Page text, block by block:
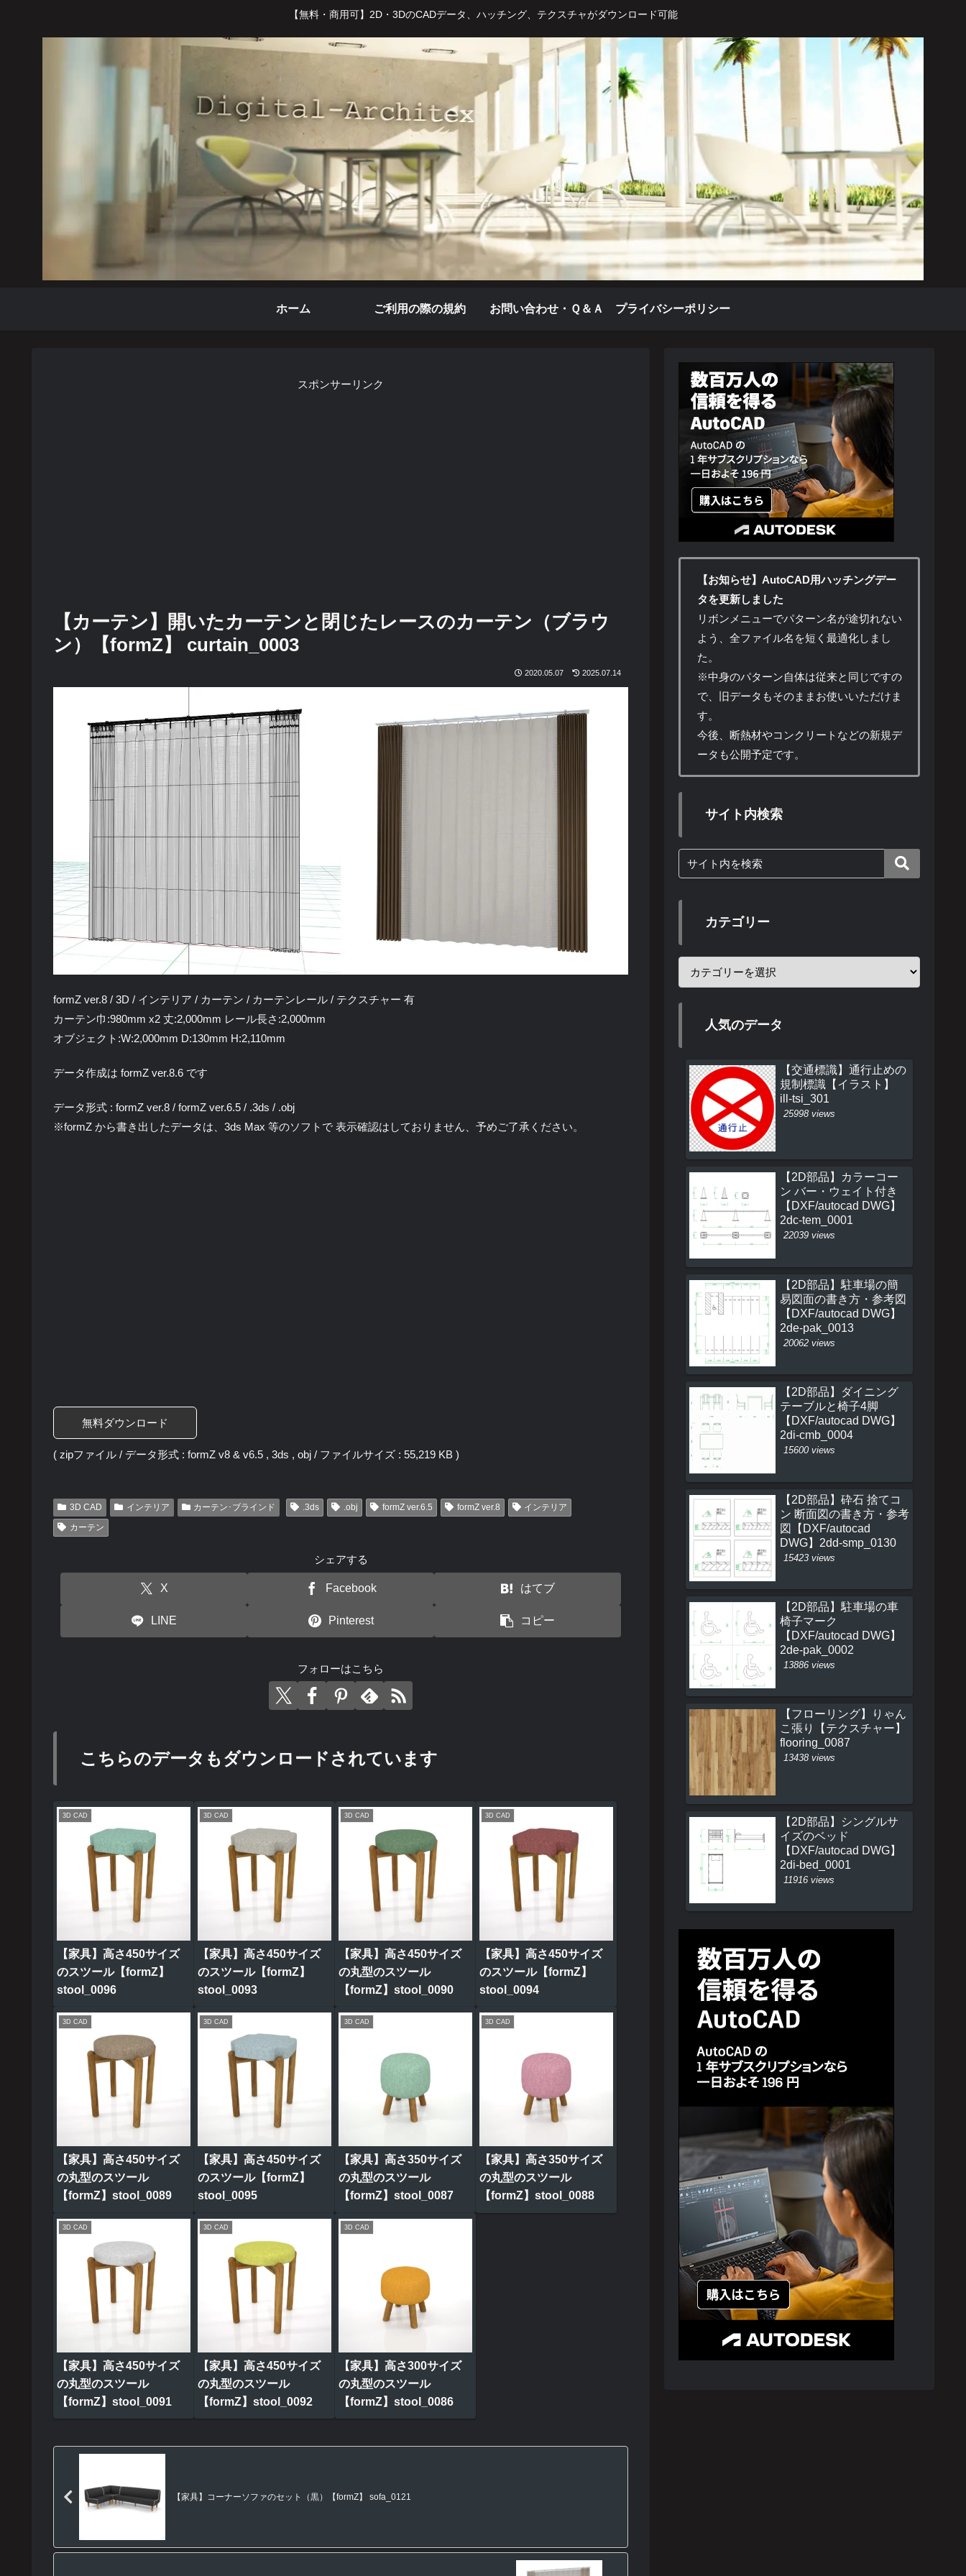
【無料・商用可】2D・3DのCADデータ、ハッチング、テクスチャがダウンロード可能
ホーム ご利用の際の規約 お問い合わせ・Ｑ＆Ａ プライバシーポリシー
スポンサーリンク
【カーテン】開いたカーテンと閉じたレースのカーテン（ブラウ
ン）【formZ】 curtain_0003
2020.05.07 2025.07.14
formZ ver.8 / 3D / インテリア / カーテン / カーテンレール / テクスチャー 有
カーテン巾:980mm x2 丈:2,000mm レール長さ:2,000mm
オブジェクト:W:2,000mm D:130mm H:2,110mm
データ作成は formZ ver.8.6 です
データ形式 : formZ ver.8 / formZ ver.6.5 / .3ds / .obj
※formZ から書き出したデータは、3ds Max 等のソフトで 表示確認はしておりません、予めご了承ください。
無料ダウンロード
( zipファイル / データ形式 : formZ v8 & v6.5 , 3ds , obj / ファイルサイズ : 55,219 KB )
3D CAD インテリア カーテン･ブラインド .3ds .obj formZ ver.6.5 formZ ver.8
インテリア
カーテン
シェアする
X Facebook はてブ
LINE Pinterest コピー
フォローはこちら
こちらのデータもダウンロードされています
3D CAD
【家具】高さ450サイズ
のスツール【formZ】
stool_0096
3D CAD
【家具】高さ450サイズ
のスツール【formZ】
stool_0093
3D CAD
【家具】高さ450サイズ
の丸型のスツール
【formZ】stool_0090
3D CAD
【家具】高さ450サイズ
のスツール【formZ】
stool_0094
3D CAD
【家具】高さ450サイズ
の丸型のスツール
【formZ】stool_0089
3D CAD
【家具】高さ450サイズ
のスツール【formZ】
stool_0095
3D CAD
【家具】高さ350サイズ
の丸型のスツール
【formZ】stool_0087
3D CAD
【家具】高さ350サイズ
の丸型のスツール
【formZ】stool_0088
3D CAD
【家具】高さ450サイズ
の丸型のスツール
【formZ】stool_0091
3D CAD
【家具】高さ450サイズ
の丸型のスツール
【formZ】stool_0092
3D CAD
【家具】高さ300サイズ
の丸型のスツール
【formZ】stool_0086
【家具】コーナーソファのセット（黒）【formZ】 sofa_0121
【お知らせ】AutoCAD用ハッチングデー
タを更新しました
リボンメニューでパターン名が途切れない
よう、全ファイル名を短く最適化しまし
た。
※中身のパターン自体は従来と同じですの
で、旧データもそのままお使いいただけま
す。
今後、断熱材やコンクリートなどの新規デ
ータも公開予定です。
サイト内検索
カテゴリー
人気のデータ
【交通標識】通行止めの
規制標識【イラスト】
ill-tsi_301
25998 views
【2D部品】カラーコー
ン バー・ウェイト付き
【DXF/autocad DWG】
2dc-tem_0001
22039 views
【2D部品】駐車場の簡
易図面の書き方・参考図
【DXF/autocad DWG】
2de-pak_0013
20062 views
【2D部品】ダイニング
テーブルと椅子4脚
【DXF/autocad DWG】
2di-cmb_0004
15600 views
【2D部品】砕石 捨てコ
ン 断面図の書き方・参考
図【DXF/autocad
DWG】2dd-smp_0130
15423 views
【2D部品】駐車場の車
椅子マーク
【DXF/autocad DWG】
2de-pak_0002
13886 views
【フローリング】りゃん
こ張り【テクスチャー】
flooring_0087
13438 views
【2D部品】シングルサ
イズのベッド
【DXF/autocad DWG】
2di-bed_0001
11916 views